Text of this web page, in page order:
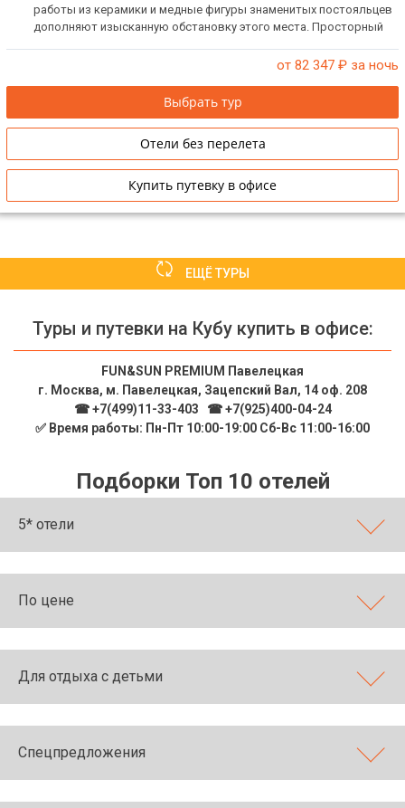
работы из керамики и медные фигуры знаменитых постояльцев
дополняют изысканную обстановку этого места. Просторный
XIX веков. Хороший отель для любителей исторических
от 82 347 ₽ за ночь
Выбрать тур
Отели без перелета
Купить путевку в офисе
ЕЩЁ ТУРЫ
Туры и путевки на Кубу купить в офисе:
FUN&SUN PREMIUM Павелецкая
г. Москва, м. Павелецкая, Зацепский Вал, 14 оф. 208
☎ +7(499)11-33-403
☎ +7(925)400-04-24
✅ Время работы: Пн-Пт 10:00-19:00 Сб-Вс 11:00-16:00
Подборки Топ 10 отелей
5* отели
По цене
Для отдыха с детьми
Спецпредложения